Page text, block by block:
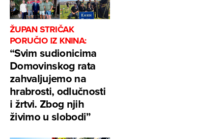
ŽUPAN STRIČAK
PORUČIO IZ KNINA:
“Svim sudionicima
Domovinskog rata
zahvaljujemo na
hrabrosti, odlučnosti
i žrtvi. Zbog njih
živimo u slobodi”